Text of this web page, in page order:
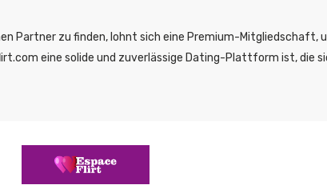
Partner zu finden, lohnt sich eine Premium-Mitgliedschaft,
eine solide und zuverlässige Dating-Plattform ist, die